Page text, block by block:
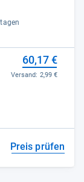
60,17 €
Versand: 2,99 €
Preis prüfen